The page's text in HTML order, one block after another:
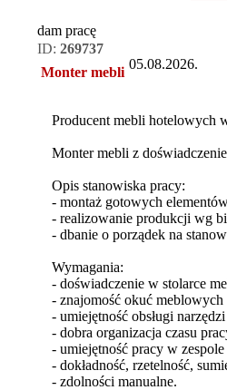
dam pracę
ID: 269737
Monter mebli
05.08.2026.
Producent mebli hotelowych
Monter mebli z
Opis stanowiska pracy:
- montaż gotowych
- realizowanie produkcji wg
- dbanie o porządek na
Wymagania:
- doświadczenie w stolarce
- znajomość okuć meblowych
- umiejętność obsługi
- dobra organizacja czasu
- umiejętność pracy w zespole
- dokładność, rzetelność,
- zdolności manualne.